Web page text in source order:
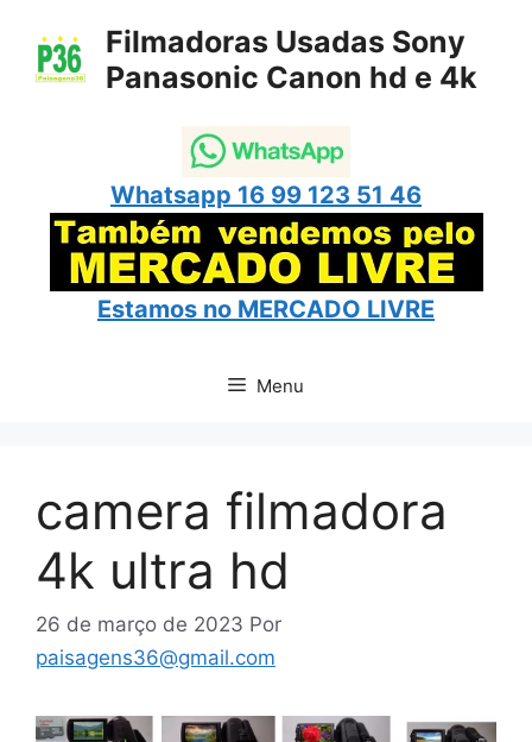
para
Filmadoras Usadas Sony
Panasonic Canon hd e 4k
Whatsapp 16 99 123 51 46
Estamos no MERCADO LIVRE
Menu
camera filmadora
4k ultra hd
26 de março de 2023 Por
paisagens36@gmail.com